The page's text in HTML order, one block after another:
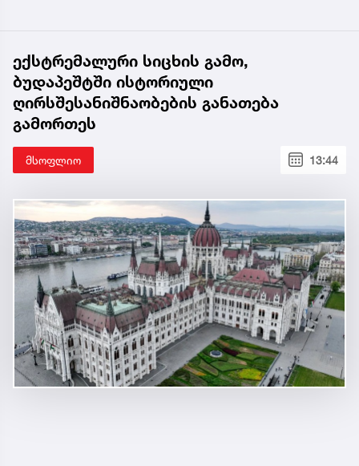
ექსტრემალური სიცხის გამო,
ბუდაპეშტში ისტორიული
ღირსშესანიშნაობების განათება
გამორთეს
მსოფლიო 13:44